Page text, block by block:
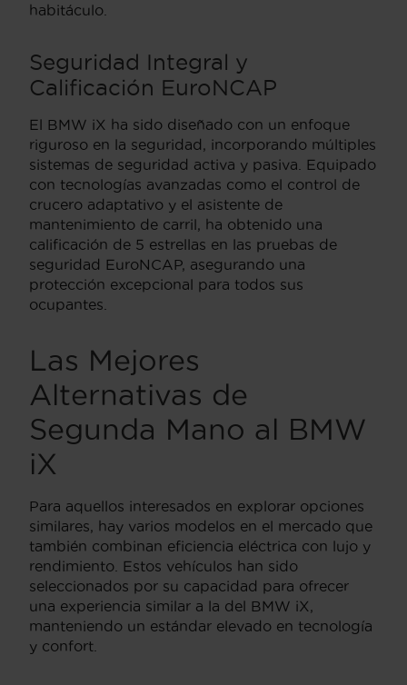
habitáculo.
Seguridad Integral y
Calificación EuroNCAP
El BMW iX ha sido diseñado con un enfoque
riguroso en la seguridad, incorporando múltiples
sistemas de seguridad activa y pasiva. Equipado
con tecnologías avanzadas como el control de
crucero adaptativo y el asistente de
mantenimiento de carril, ha obtenido una
calificación de 5 estrellas en las pruebas de
seguridad EuroNCAP, asegurando una
protección excepcional para todos sus
ocupantes.
Las Mejores
Alternativas de
Segunda Mano al BMW
iX
Para aquellos interesados en explorar opciones
similares, hay varios modelos en el mercado que
también combinan eficiencia eléctrica con lujo y
rendimiento. Estos vehículos han sido
seleccionados por su capacidad para ofrecer
una experiencia similar a la del BMW iX,
manteniendo un estándar elevado en tecnología
y confort.